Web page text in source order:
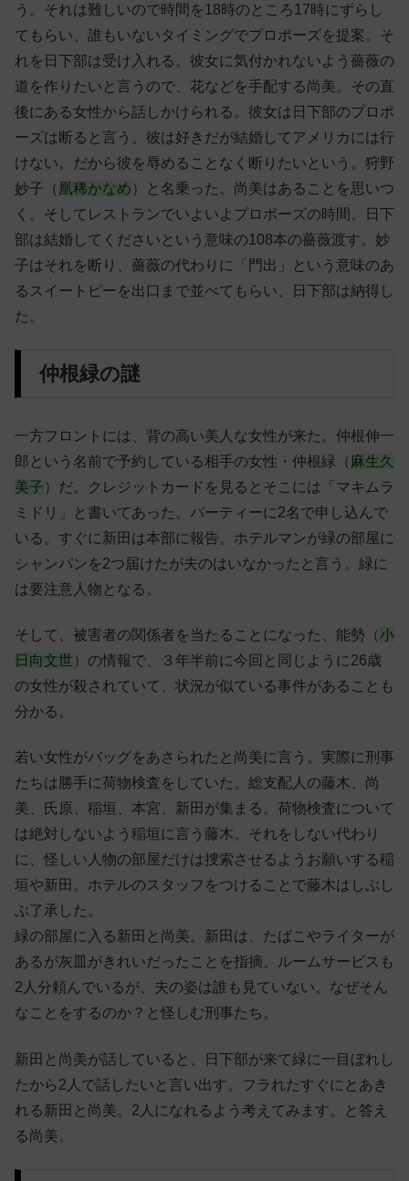
う。それは難しいので時間を18時のところ17時にずらし
てもらい、誰もいないタイミングでプロポーズを提案。そ
れを日下部は受け入れる。彼女に気付かれないよう薔薇の
道を作りたいと言うので、花などを手配する尚美。その直
後にある女性から話しかけられる。彼女は日下部のプロポ
ーズは断ると言う。彼は好きだが結婚してアメリカには行
けない。だから彼を辱めることなく断りたいという。狩野
妙子（ 凰稀かなめ ）と名乗った。尚美はあることを思いつ
く。そしてレストランでいよいよプロポーズの時間。日下
部は結婚してくださいという意味の108本の薔薇渡す。妙
子はそれを断り、薔薇の代わりに「門出」という意味のあ
るスイートピーを出口まで並べてもらい、日下部は納得し
た。
仲根緑の謎
一方フロントには、背の高い美人な女性が来た。仲根伸一
郎という名前で予約している相手の女性・仲根緑（ 麻生久
美子 ） だ。クレジットカードを見るとそこには「マキムラ
ミドリ」と書いてあった。パーティーに2名で申し込んで
いる。すぐに新田は本部に報告。ホテルマンが緑の部屋に
シャンパンを2つ届けたが夫のはいなかったと言う。緑に
は要注意人物となる。
そして、 被害者の関係者を当たることになった、能勢（小
日向文世 ）の情報で、
３年半前に今回と同じように26歳
の女性が殺されていて、状況が似ている事件があることも
分かる。
若い女性がバッグをあさられたと尚美に言う。実際に刑事
たちは勝手に荷物検査をしていた。総支配人の藤木、尚
美、氏原、稲垣、本宮、新田が集まる。荷物検査について
は絶対しないよう稲垣に言う藤木。それをしない代わり
に、怪しい人物の部屋だけは捜索させるようお願いする稲
垣や新田。ホテルのスタッフをつけることで藤木はしぶし
ぶ了承した。
緑の部屋に入る新田と尚美。新田は、たばこやライターが
あるが灰皿がきれいだったことを指摘。ルームサービスも
2人分頼んでいるが、夫の姿は誰も見ていない。なぜそん
なことをするのか？と怪しむ刑事たち。
新田と尚美が話していると、日下部が来て緑に一目ぼれし
たから2人で話したいと言い出す。フラれたすぐにとあき
れる新田と尚美。2人になれるよう考えてみます。と答え
る尚美。